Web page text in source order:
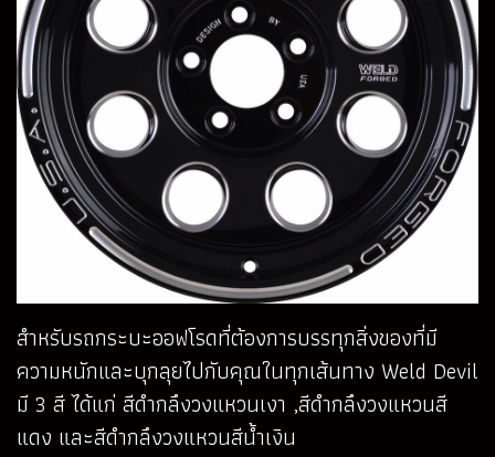
สำหรับรถกระบะออฟโรดที่ต้องการบรรทุกสิ่งของที่มี
ความหนักและบุกลุยไปกับคุณในทุกเส้นทาง Weld Devil
มี 3 สี ได้แก่ สีดำกลึงวงแหวนเงา ,สีดำกลึงวงแหวนสี
แดง และสีดำกลึงวงแหวนสีน้ำเงิน